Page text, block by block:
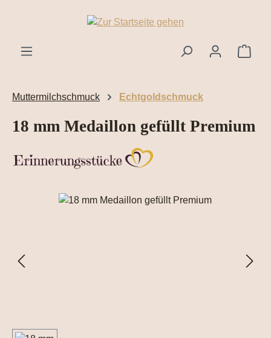
Zum Hauptinhalt springen
Muttermilchschmuck Echtgoldschmuck
18 mm Medaillon gefüllt Premium
Bildergalerie überspringen